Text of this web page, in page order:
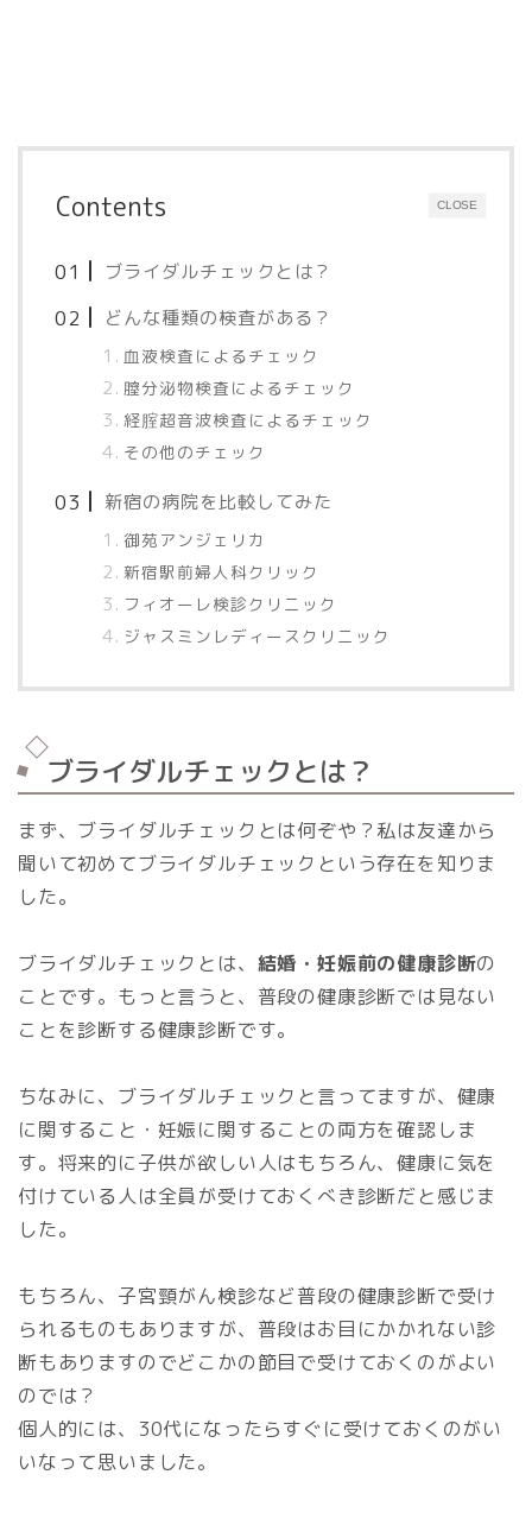
CLOSE
Contents
ブライダルチェックとは？
どんな種類の検査がある？
血液検査によるチェック
膣分泌物検査によるチェック
経腟超音波検査によるチェック
その他のチェック
新宿の病院を比較してみた
御苑アンジェリカ
新宿駅前婦人科クリック
フィオーレ検診クリニック
ジャスミンレディースクリニック
ブライダルチェックとは？
まず、ブライダルチェックとは何ぞや？私は友達から
聞いて初めてブライダルチェックという存在を知りま
した。
ブライダルチェックとは、 結婚・妊娠前の健康診断の
ことです。もっと言うと、普段の健康診断では見ない
ことを診断する健康診断です。
ちなみに、ブライダルチェックと言ってますが、健康
に関すること・妊娠に関することの両方を確認しま
す。将来的に子供が欲しい人はもちろん、健康に気を
付けている人は全員が受けておくべき診断だと感じま
した。
もちろん、子宮頸がん検診など普段の健康診断で受け
られるものもありますが、普段はお目にかかれない診
断もありますのでどこかの節目で受けておくのがよい
のでは？
個人的には、30代になったらすぐに受けておくのがい
いなって思いました。